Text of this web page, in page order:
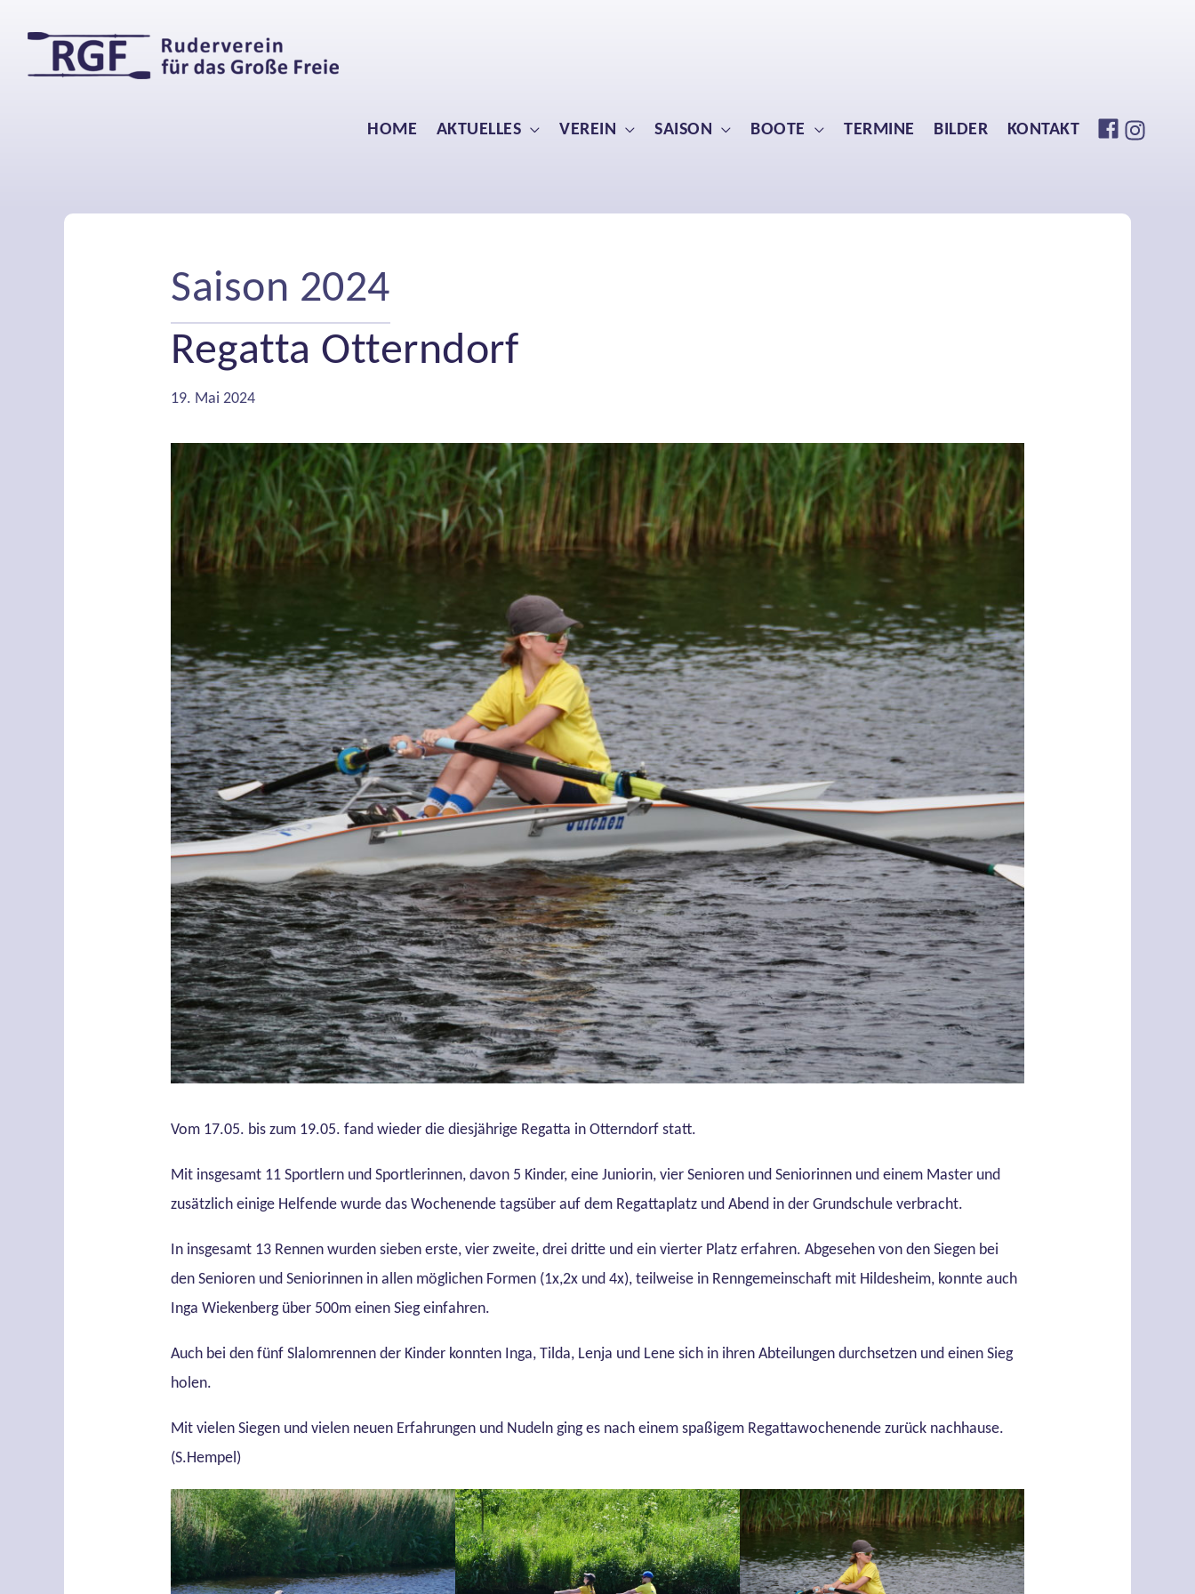
HOME AKTUELLES VEREIN SAISON BOOTE TERMINE BILDER KONTAKT
Regatta Otterndorf
Saison 2024
19. Mai 2024
Vom 17.05. bis zum 19.05. fand wieder die diesjährige Regatta in Otterndorf statt.
Mit insgesamt 11 Sportlern und Sportlerinnen, davon 5 Kinder, eine Juniorin, vier Senioren und Seniorinnen und einem Master und
zusätzlich einige Helfende wurde das Wochenende tagsüber auf dem Regattaplatz und Abend in der Grundschule verbracht.
In insgesamt 13 Rennen wurden sieben erste, vier zweite, drei dritte und ein vierter Platz erfahren. Abgesehen von den Siegen bei
den Senioren und Seniorinnen in allen möglichen Formen (1x,2x und 4x), teilweise in Renngemeinschaft mit Hildesheim, konnte auch
Inga Wiekenberg über 500m einen Sieg einfahren.
Auch bei den fünf Slalomrennen der Kinder konnten Inga, Tilda, Lenja und Lene sich in ihren Abteilungen durchsetzen und einen Sieg
holen.
Mit vielen Siegen und vielen neuen Erfahrungen und Nudeln ging es nach einem spaßigem Regattawochenende zurück nachhause.
(S.Hempel)